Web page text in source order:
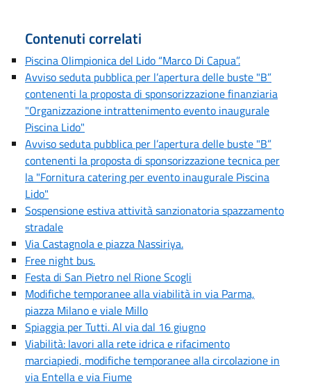
Contenuti correlati
Piscina Olimpionica del Lido “Marco Di Capua”.
Avviso seduta pubblica per l’apertura delle buste "B”
contenenti la proposta di sponsorizzazione finanziaria
"Organizzazione intrattenimento evento inaugurale
Piscina Lido"
Avviso seduta pubblica per l’apertura delle buste "B”
contenenti la proposta di sponsorizzazione tecnica per
la "Fornitura catering per evento inaugurale Piscina
Lido"
Sospensione estiva attività sanzionatoria spazzamento
stradale
Via Castagnola e piazza Nassiriya.
Free night bus.
Festa di San Pietro nel Rione Scogli
Modifiche temporanee alla viabilità in via Parma,
piazza Milano e viale Millo
Spiaggia per Tutti. Al via dal 16 giugno
Viabilità: lavori alla rete idrica e rifacimento
marciapiedi, modifiche temporanee alla circolazione in
via Entella e via Fiume